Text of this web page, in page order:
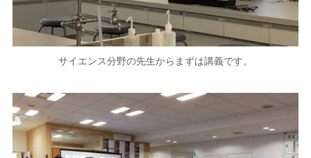
サイエンス分野の先生からまずは講義です。